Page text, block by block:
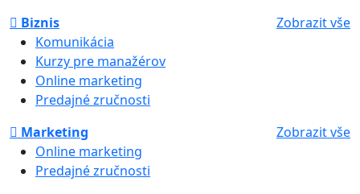
Biznis
Zobrazit vše
Komunikácia
Kurzy pre manažérov
Online marketing
Predajné zručnosti
Marketing
Zobrazit vše
Online marketing
Predajné zručnosti